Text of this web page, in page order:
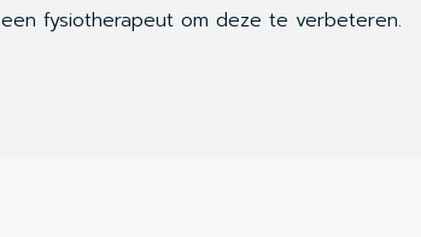
een fysiotherapeut om deze te verbeteren.